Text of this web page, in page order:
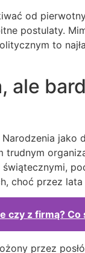
od
postulaty.
to
ale
choć przez lata
z firmą? Co
przez